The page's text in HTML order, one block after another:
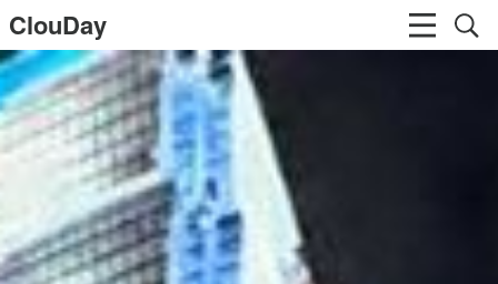
ClouDay